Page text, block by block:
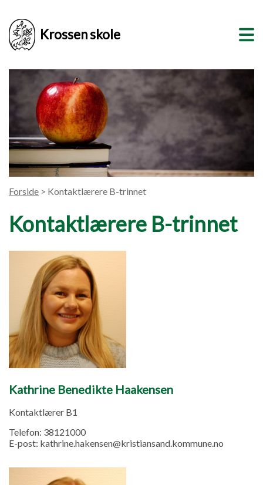
Krossen skole
Forside > Kontaktlærere B-trinnet
Kontaktlærere B-trinnet
Kathrine Benedikte Haakensen
Kontaktlærer B1
Telefon: 38121000
E-post: kathrine.hakensen@kristiansand.kommune.no